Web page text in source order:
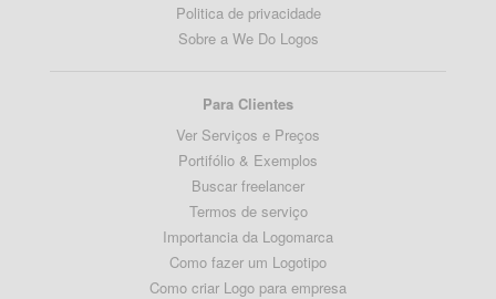
Politica de privacidade
Sobre a We Do Logos
Para Clientes
Ver Serviços e Preços
Portifólio & Exemplos
Buscar freelancer
Termos de serviço
Importancia da Logomarca
Como fazer um Logotipo
Como criar Logo para empresa